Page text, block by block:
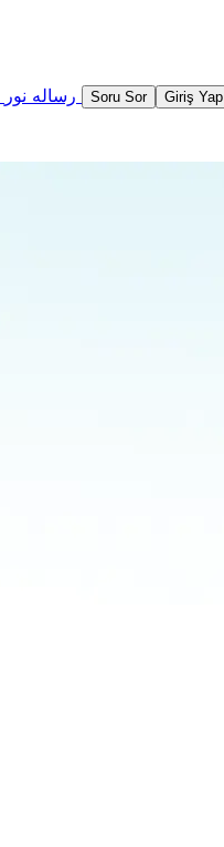
Soru Sor Giriş Yap